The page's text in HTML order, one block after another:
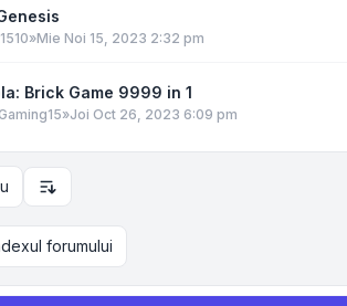
»Mie Noi 15, 2023 2:32 pm
Brick Game 9999 in 1
»Joi Oct 26, 2023 6:09 pm
Opțiuni de sortare și afișare
forumului